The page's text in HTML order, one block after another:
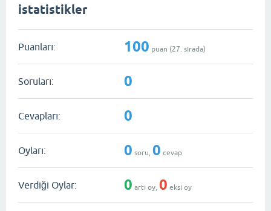
istatistikler
Puanları: 100 puan (27 . sırada)
Soruları: 0
Cevapları: 0
Oyları: 0 soru, 0 cevap
Verdiği Oylar: 0 artı oy, 0 eksi oy